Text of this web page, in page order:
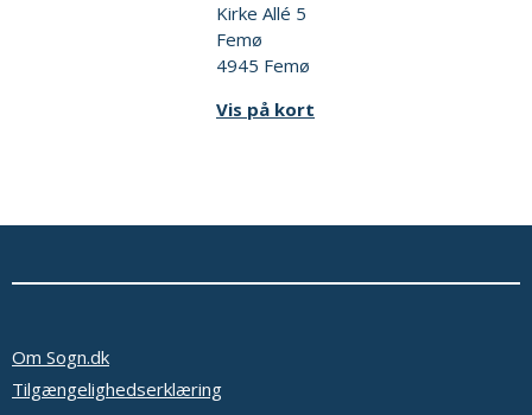
Kirke Allé 5
Femø
4945 Femø
Vis på kort
Om Sogn.dk
Tilgængelighedserklæring